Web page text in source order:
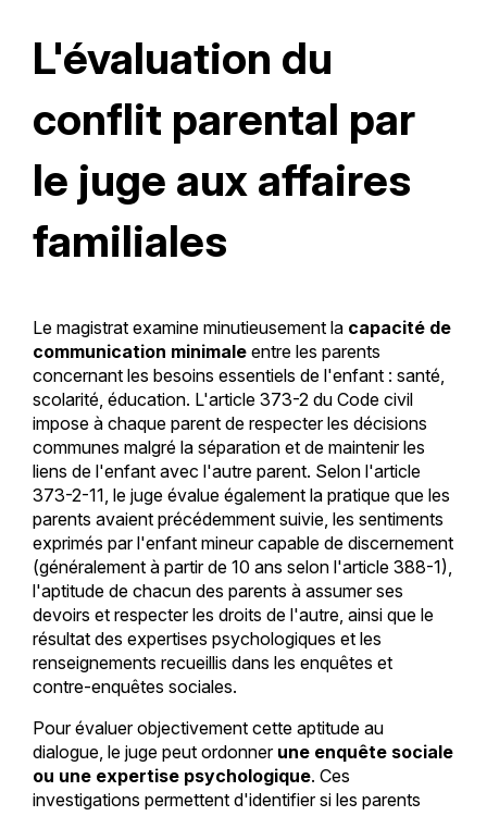
L'évaluation du
conflit parental par
le juge aux affaires
familiales
Le magistrat examine minutieusement la capacité de
communication minimaleentre les parents
concernant les besoins essentiels de l'enfant : santé,
scolarité, éducation. L'article 373-2 du Code civil
impose à chaque parent de respecter les décisions
communes malgré la séparation et de maintenir les
liens de l'enfant avec l'autre parent. Selon l'article
373-2-11, le juge évalue également la pratique que les
parents avaient précédemment suivie, les sentiments
exprimés par l'enfant mineur capable de discernement
(généralement à partir de 10 ans selon l'article 388-1),
l'aptitude de chacun des parents à assumer ses
devoirs et respecter les droits de l'autre, ainsi que le
résultat des expertises psychologiques et les
renseignements recueillis dans les enquêtes et
contre-enquêtes sociales.
Pour évaluer objectivement cette aptitude au
dialogue, le juge peut ordonner une enquête sociale
ou une expertise psychologique. Ces
investigations permettent d'identifier si les parents